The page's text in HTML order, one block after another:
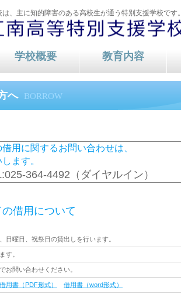
、主に知的障害のある高校生が通う特別支援学校です。
へ BORROW
用に関するお問い合わせは、
ます。
364-4492（ダイヤルイン）
借用について
日曜日、祝祭日の貸出しを行います。
す。
お問い合わせください。
借用書（PDF形式） 借用書（word形式）
学校概要 教育内容